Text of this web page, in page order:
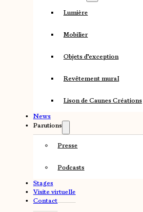
Lumière
Mobilier
Objets d’exception
Revêtement mural
Lison de Caunes Créations
News
Parutions
Presse
Podcasts
Stages
Visite virtuelle
Contact